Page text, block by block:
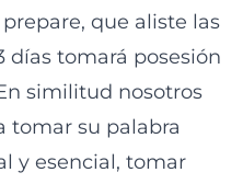
que aliste las
días tomará posesión
similitud nosotros
tomar su palabra
y esencial, tomar